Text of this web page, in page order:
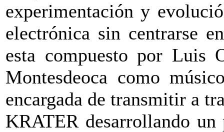
experimentación y
electrónica sin centrarse
esta compuesto por Luis
Montesdeoca como
encargada de transmitir a
KRATER desarrollando